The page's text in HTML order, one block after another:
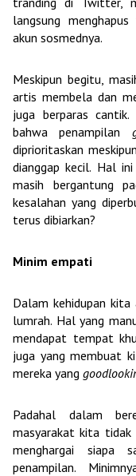
langsung
akun sosmednya.
Meskipun begitu,
artis membela dan
juga berparas
bahwa penampilan
diprioritaskan
dianggap kecil. Hal
masih bergantung
kesalahan yang
terus dibiarkan?
Minim empati
Dalam kehidupan kita
lumrah. Hal yang
mendapat tempat
juga yang membuat
mereka yang
Padahal dalam
masyarakat kita tidak
menghargai siapa
penampilan.